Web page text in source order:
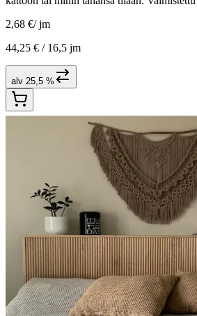
2,68 €/ jm
44,25 € / 16,5 jm
alv 25,5 %